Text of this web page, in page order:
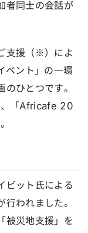
者同士の会話が
支援（※）によ
ベント」の一環
のひとつです。
、「Africafe 20
ビット氏による
行われました。
被災地支援」を